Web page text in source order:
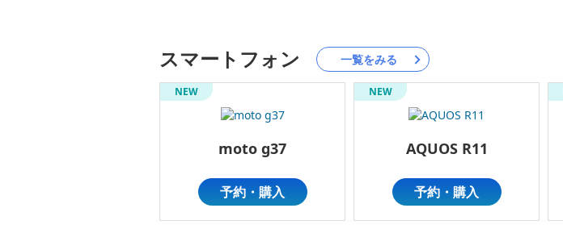
スマートフォン 一覧をみる
NEW
moto g37
予約・購入
NEW
AQUOS R11
予約・購入